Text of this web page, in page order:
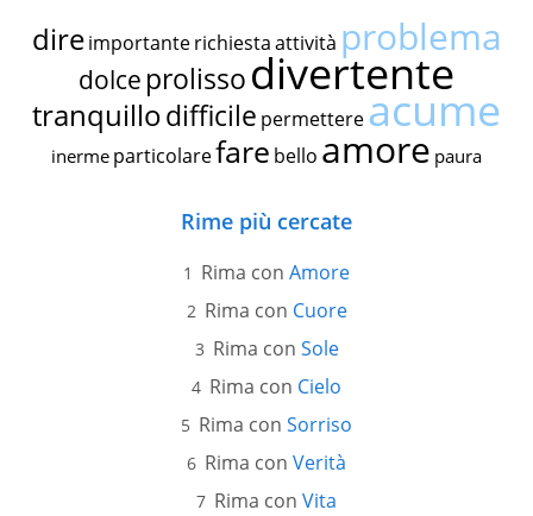
dire importante richiestaattività problema
dolce prolissodivertente
tranquillodifficile permettereacume
inerme particolarefare bello amore paura
Rime più cercate
Rima con Amore
Rima con Cuore
Rima con Sole
Rima con Cielo
Rima con Sorriso
Rima con Verità
Rima con Vita